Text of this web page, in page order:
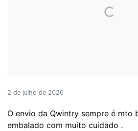
2 de julho de 2026
O envio da Qwintry sempre é mto
embalado com muito cuidado .